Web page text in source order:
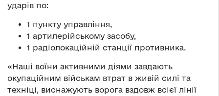
ударів по:
1 пункту управління,
1 артилерійському засобу,
1 радіолокаційній станції противника.
«Наші воїни активними діями завдають
окупаційним військам втрат в живій силі та
техніці, виснажують ворога вздовж всієї лінії